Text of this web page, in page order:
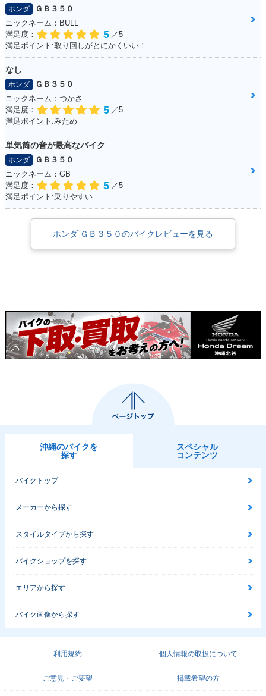
ホンダ
ＧＢ３５０
ニックネーム：BULL
満足度：
5 ／5
満足ポイント:取り回しがとにかくいい！
なし
ホンダ
ＧＢ３５０
ニックネーム：つかさ
満足度：
5 ／5
満足ポイント:みため
単気筒の音が最高なバイク
ホンダ
ＧＢ３５０
ニックネーム：GB
満足度：
5 ／5
満足ポイント:乗りやすい
ホンダ ＧＢ３５０のバイクレビューを見る
沖縄のバイクを
探す
スペシャル
コンテンツ
バイクトップ
メーカーから探す
スタイルタイプから探す
バイクショップを探す
エリアから探す
バイク画像から探す
利用規約 個人情報の取扱について
ご意見・ご要望 掲載希望の方